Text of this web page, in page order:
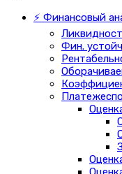
⚡ Финансовый
Фин.